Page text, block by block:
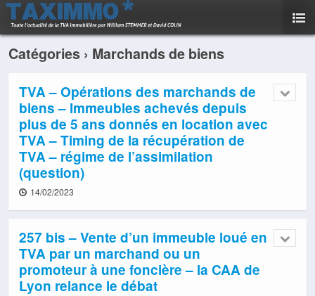
Catégories › Marchands de biens
TVA – Opérations des marchands de
biens – Immeubles achevés depuis
plus de 5 ans donnés en location avec
TVA – Timing de la récupération de
TVA – régime de l’assimilation
(question)
14/02/2023
257 bis – Vente d’un immeuble loué en
TVA par un marchand ou un
promoteur à une foncière – la CAA de
Lyon relance le débat